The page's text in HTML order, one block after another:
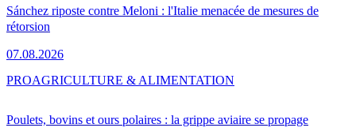
Sánchez riposte contre Meloni : l'Italie menacée de mesures de
rétorsion
07.08.2026
Poulets, bovins et ours polaires : la grippe aviaire se propage
PROAGRICULTURE & ALIMENTATION